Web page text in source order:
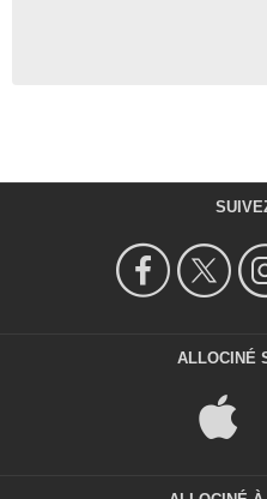
ALLOCINÉ